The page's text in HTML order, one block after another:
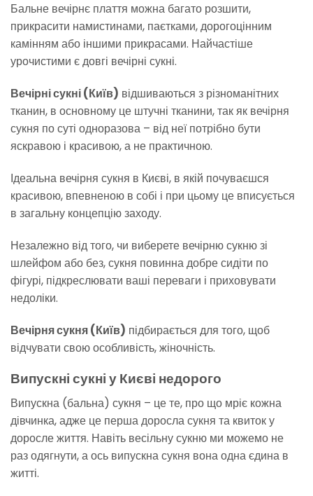
Бальне вечірнє плаття можна багато розшити,
прикрасити намистинами, паєтками, дорогоцінним
камінням або іншими прикрасами. Найчастіше
урочистими є довгі вечірні сукні.
Вечірні сукні (Київ) відшиваються з різноманітних
тканин, в основному це штучні тканини, так як вечірня
сукня по суті одноразова – від неї потрібно бути
яскравою і красивою, а не практичною.
Ідеальна вечірня сукня в Києві, в якій почуваєшся
красивою, впевненою в собі і при цьому це вписується
в загальну концепцію заходу.
Незалежно від того, чи виберете вечірню сукню зі
шлейфом або без, сукня повинна добре сидіти по
фігурі, підкреслювати ваші переваги і приховувати
недоліки.
Вечірня сукня (Київ) підбирається для того, щоб
відчувати свою особливість, жіночність.
Випускні сукні у Києві недорого
Випускна (бальна) сукня – це те, про що мріє кожна
дівчинка, адже це перша доросла сукня та квиток у
доросле життя. Навіть весільну сукню ми можемо не
раз одягнути, а ось випускна сукня вона одна єдина в
житті.